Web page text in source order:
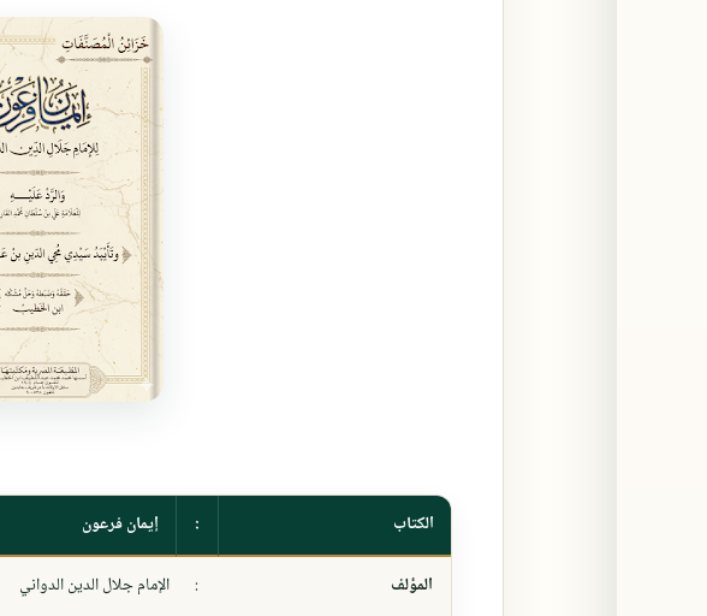
الكتاب : إيمان فرعون
المؤلف : الإمام جلال الدين الدواني